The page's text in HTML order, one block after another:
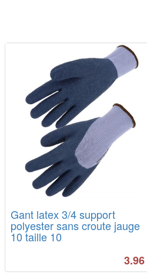
Gant latex 3/4 support
polyester sans croute jauge
10 taille 10
3.96